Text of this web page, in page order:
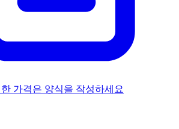
가격은 양식을 작성하세요